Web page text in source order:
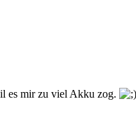
es mir zu viel Akku zog.